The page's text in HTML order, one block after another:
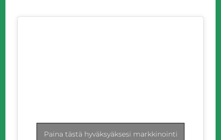
Paina tästä hyväksyäksesi markkinointi